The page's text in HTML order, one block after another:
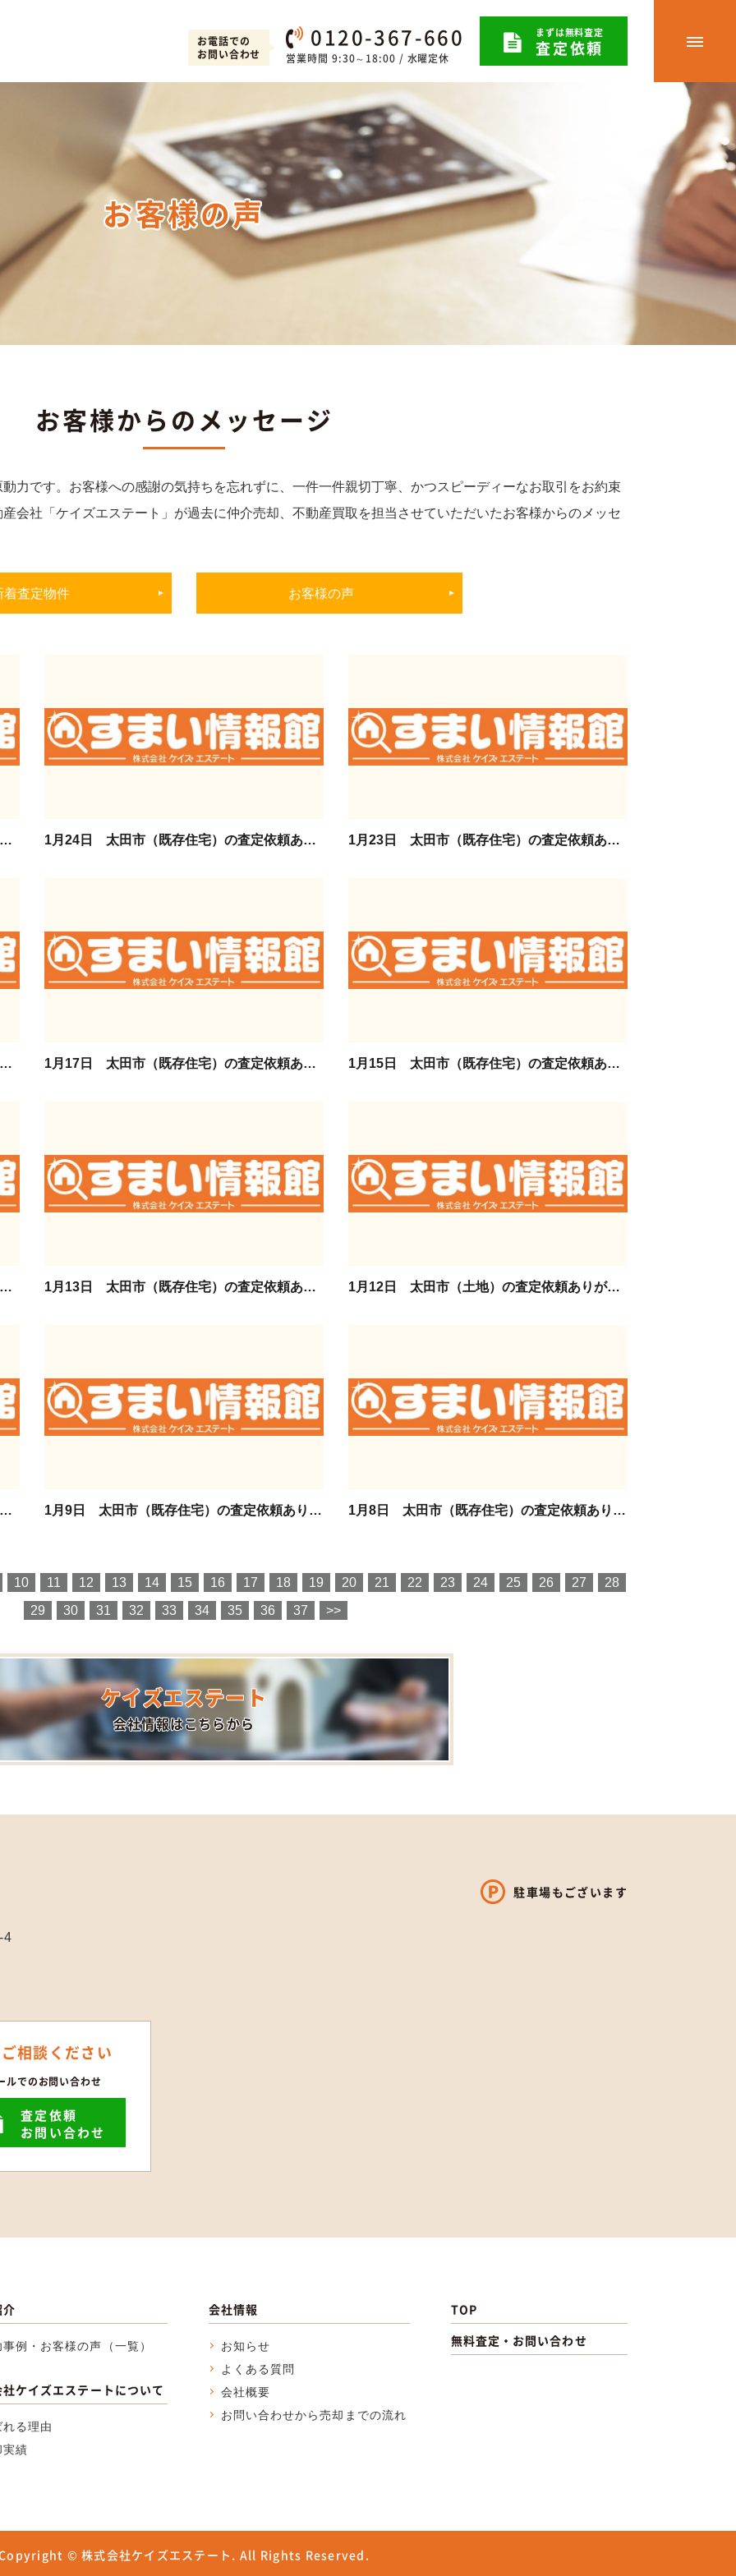
お電話での
お問い合わせ
0120-367-660
営業時間 9:30～18:00 / 水曜定休
まずは無料査定
査定依頼
お客様の声
お客様からのメッセージ
力です。お客様への感謝の気持ちを忘れずに、一件一件親切丁寧、かつスピーディーなお取引をお約束
会社「ケイズエステート」が過去に仲介売却、不動産買取を担当させていただいたお客様からのメッセ
着査定物件 お客様の声
1月26日 太田市（マンション）の査定依頼ありがとうございます。 1月24日 太田市（既存住宅）の査定依頼ありがとうございます。 1月23日 太田市（既存住宅）の査定依頼ありがとうございます。
1月21日 太田市（既存住宅）の査定依頼ありがとうございます。 1月17日 太田市（既存住宅）の査定依頼ありがとうございます。 1月15日 太田市（既存住宅）の査定依頼ありがとうございます。
1月14日 太田市（既存住宅）の査定依頼ありがとうございます。 1月13日 太田市（既存住宅）の査定依頼ありがとうございます。 1月12日 太田市（土地）の査定依頼ありがとうございます。
1月11日 太田市（既存住宅）の査定依頼ありがとうございます。 1月9日 太田市（既存住宅）の査定依頼ありがとうございます。 1月8日 太田市（既存住宅）の査定依頼ありがとうございます。
10 11 12 13 14 15 16 17 18 19 20 21 22 23 24 25 26 27
28
29
30 31 32 33 34 35 36 37 >>
ケイズエステート
会社情報はこちらから
4
相談ください
ルでのお問い合わせ
査定依頼
お問い合わせ
駐車場もございます
事例・お客様の声（一覧）
ケイズエステートについて
れる理由
実績
会社情報
お知らせ
よくある質問
会社概要
お問い合わせから売却までの流れ
TOP
無料査定・お問い合わせ
© 株式会社ケイズエステート. All Rights Reserved.